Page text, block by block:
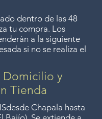
that service.
en toda la zona
Chapala por
$4000 pesos.
hasta
de la venta a
artículos tengan
oferta, lo
se aceptan
dentro de las 48
tu compra. Los
a la siguiente
si no se realiza el
Domicilio y
Tienda
desde Chapala hasta